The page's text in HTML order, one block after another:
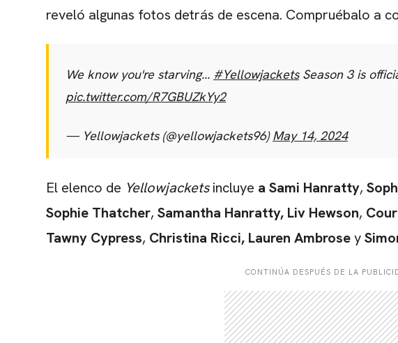
reveló algunas fotos detrás de escena. Compruébalo a
We know you're starving... #YellowjacketsSeason 3 is
pic.twitter.com/R7GBUZkYy2
— Yellowjackets (@yellowjackets96)May 14, 2024
El elenco de Yellowjacketsincluye a Sami Hanratty,
Sophie Thatcher, Samantha Hanratty, Liv Hewson,
Tawny Cypress, Christina Ricci, Lauren Ambrosey
CONTINÚA DESPUÉS DE LA